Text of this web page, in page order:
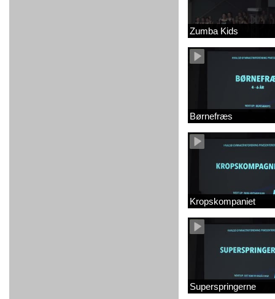
Zumba Kids
Børnefræs
Kropskompaniet
Superspringerne